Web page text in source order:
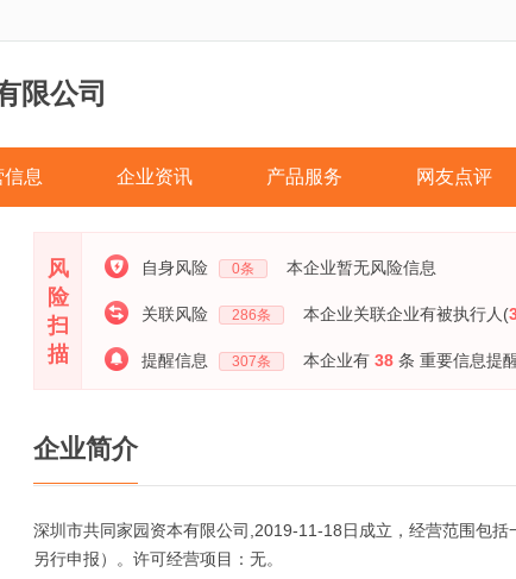
限公司
息 企业资讯 产品服务 网友点评
风
险
扫
描
自身风险 0条 本企业暂无风险信息
关联风险 286条 本企业关联企业有被执行人(
提醒信息 307条 本企业有 38 条 重要信息提
企业简介
深圳市共同家园资本有限公司,2019-11-18日成立，经营范围包
另行申报）。许可经营项目：无。